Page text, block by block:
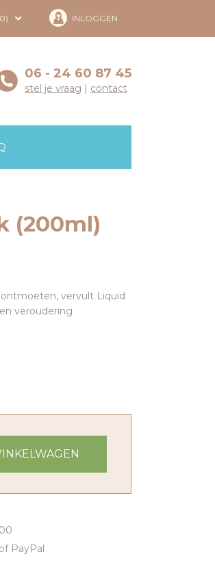
INLOGGEN
06 - 24 60 87 45
stel je vraag | contact
(200ml)
vervult Liquid
veroudering
PayPal